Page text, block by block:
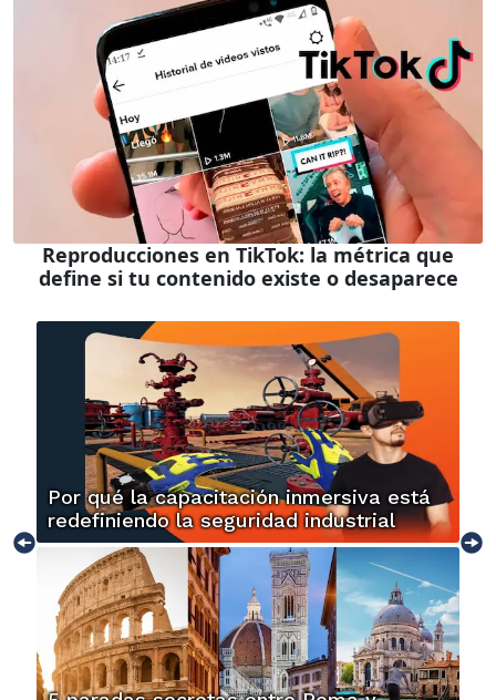
Reproducciones en TikTok: la métrica que
define si tu contenido existe o desaparece
Por qué la capacitación inmersiva está
redefiniendo la seguridad industrial